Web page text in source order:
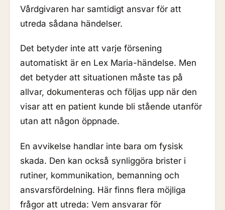
Vårdgivaren har samtidigt ansvar för att
utreda sådana händelser.
Det betyder inte att varje försening
automatiskt är en Lex Maria-händelse. Men
det betyder att situationen måste tas på
allvar, dokumenteras och följas upp när den
visar att en patient kunde bli stående utanför
utan att någon öppnade.
En avvikelse handlar inte bara om fysisk
skada. Den kan också synliggöra brister i
rutiner, kommunikation, bemanning och
ansvarsfördelning. Här finns flera möjliga
frågor att utreda: Vem ansvarar för